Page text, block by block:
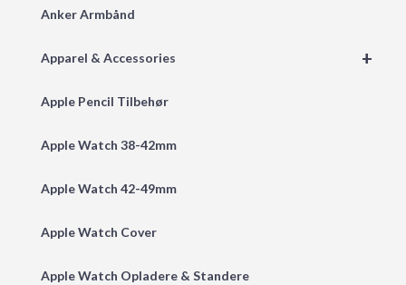
Anker Armbånd
+
Apparel & Accessories
Apple Pencil Tilbehør
Apple Watch 38-42mm
Apple Watch 42-49mm
Apple Watch Cover
Apple Watch Opladere & Standere